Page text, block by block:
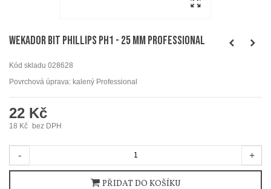
WEKADOR Bit Phillips PH1 - 25 mm Professional
Kód skladu 028628
Povrchová úprava: kalený Professional
22 Kč
18 Kč bez DPH
- +
PŘIDAT DO KOŠÍKU